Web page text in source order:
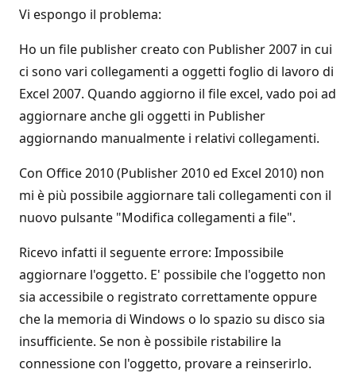
Vi espongo il problema:
Ho un file publisher creato con Publisher 2007 in cui
ci sono vari collegamenti a oggetti foglio di lavoro di
Excel 2007. Quando aggiorno il file excel, vado poi ad
aggiornare anche gli oggetti in Publisher
aggiornando manualmente i relativi collegamenti.
Con Office 2010 (Publisher 2010 ed Excel 2010) non
mi è più possibile aggiornare tali collegamenti con il
nuovo pulsante "Modifica collegamenti a file".
Ricevo infatti il seguente errore: Impossibile
aggiornare l'oggetto. E' possibile che l'oggetto non
sia accessibile o registrato correttamente oppure
che la memoria di Windows o lo spazio su disco sia
insufficiente. Se non è possibile ristabilire la
connessione con l'oggetto, provare a reinserirlo.